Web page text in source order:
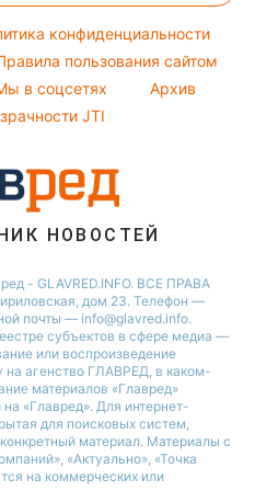
конфиденциальности
пользования сайтом
в соцсетях
Архив
JTI
НОВОСТЕЙ
- GLAVRED.INFO. ВСЕ ПРАВА
дом 23. Телефон —
почты — info@glavred.info.
cубъектов в сфере медиа —
или воспроизведение
агенство ГЛАВРЕД, в каком-
материалов «Главред»
«Главред». Для интернет-
для поисковых систем,
материал. Материалы с
«Актуально», «Точка
на коммерческих или